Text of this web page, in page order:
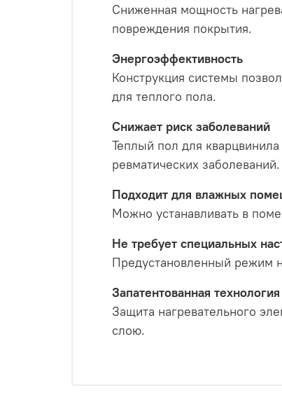
Сниженная мощность
повреждения покрытия.
Энергоэффективность
Конструкция системы
для теплого пола.
Снижает риск заболеваний
Теплый пол для
ревматических заболеваний.
Подходит для влажных
Можно устанавливать в
Не требует специальных
Предустановленный режим
Запатентованная
Защита нагревательного
слою.